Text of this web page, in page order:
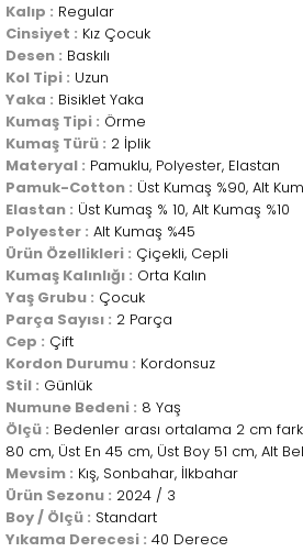
Kalıp : Regular
Cinsiyet : Kız Çocuk
Desen : Baskılı
Kol Tipi : Uzun
Yaka : Bisiklet Yaka
Kumaş Tipi : Örme
Kumaş Türü : 2 İplik
Materyal : Pamuklu, Polyester, Elastan
Pamuk-Cotton : Üst Kumaş %90, Alt
Elastan : Üst Kumaş % 10, Alt Kumaş %10
Polyester : Alt Kumaş %45
Ürün Özellikleri : Çiçekli, Cepli
Kumaş Kalınlığı : Orta Kalın
Yaş Grubu : Çocuk
Parça Sayısı : 2 Parça
Cep : Çift
Kordon Durumu : Kordonsuz
Stil : Günlük
Numune Bedeni : 8 Yaş
Ölçü : Bedenler arası ortalama 2 cm
80 cm, Üst En 45 cm, Üst Boy 51 cm, Alt
Mevsim : Kış, Sonbahar, İlkbahar
Ürün Sezonu : 2024 / 3
Boy / Ölçü : Standart
Yıkama Derecesi : 40 Derece